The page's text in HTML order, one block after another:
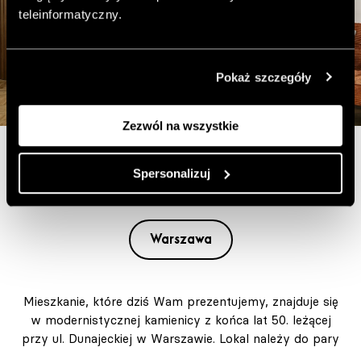
teleinformatyczny.
Pokaż szczegóły
Zezwól na wszystkie
Spersonalizuj
Gra brązów i rudości
Warszawa
Mieszkanie, które dziś Wam prezentujemy, znajduje się
w modernistycznej kamienicy z końca lat 50. leżącej
przy ul. Dunajeckiej w Warszawie. Lokal należy do pary